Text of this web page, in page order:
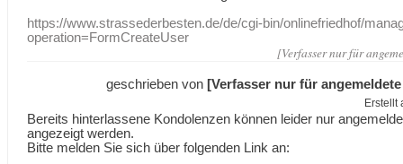
https://www.strassederbesten.de/de/cgi-bin/onlinefriedhof/
operation=FormCreateUser
[Verfasser nur für
geschrieben von [Verfasser nur für
Erstellt
Bereits hinterlassene Kondolenzen können leider nur
angezeigt werden.
Bitte melden Sie sich über folgenden Link an: